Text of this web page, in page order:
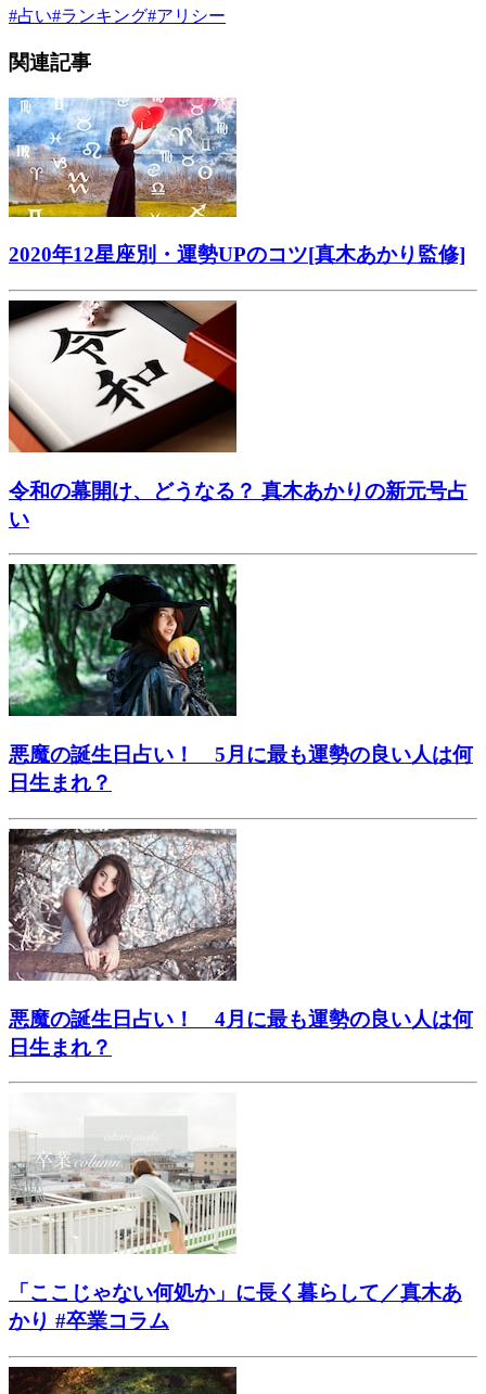
#占い#ランキング#アリシー
関連記事
2020年12星座別・運勢UPのコツ[真木あかり監修]
令和の幕開け、どうなる？ 真木あかりの新元号占
い
悪魔の誕生日占い！ 5月に最も運勢の良い人は何
日生まれ？
悪魔の誕生日占い！ 4月に最も運勢の良い人は何
日生まれ？
「ここじゃない何処か」に長く暮らして／真木あ
かり #卒業コラム